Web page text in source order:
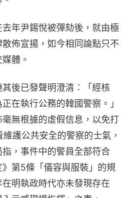
年尹錫悅被彈劾後，就由極
佈宣揚，如今相同論點只不
體。
後已發聲明澄清：「經核
在執行公務的韓國警察。」
無根據的虛假信息，以免打
護公共安全的警察的士氣，
，事件中的警員全部符合
》第5條「儀容與服裝」的規
明執政時代亦未發現存在